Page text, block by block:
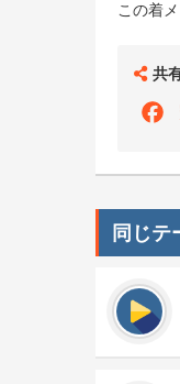
この着
共
同じテ